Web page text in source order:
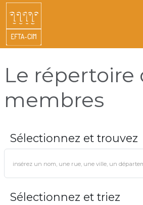
Le répertoire
membres
Sélectionnez et trouvez
Sélectionnez et triez